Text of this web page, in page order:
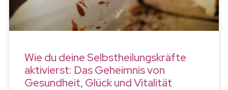
Wie du deine Selbstheilungskräfte
aktivierst: Das Geheimnis von
Gesundheit, Glück und Vitalität